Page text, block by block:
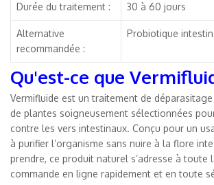
Durée du traitement : 30 à 60 jours
Alternative
recommandée :
Probiotique
Qu'est-ce que
Vermifluide est un traitement de déparasitage
de plantes soigneusement sélectionnées
contre les vers intestinaux. Conçu pour un
à purifier l’organisme sans nuire à la flore
prendre, ce produit naturel s’adresse à toute
commande en ligne rapidement et en toute